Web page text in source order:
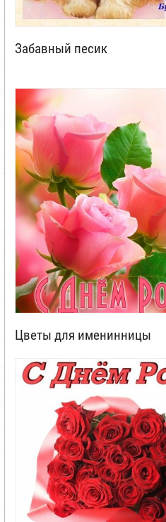
Забавный песик
Цветы для именинницы